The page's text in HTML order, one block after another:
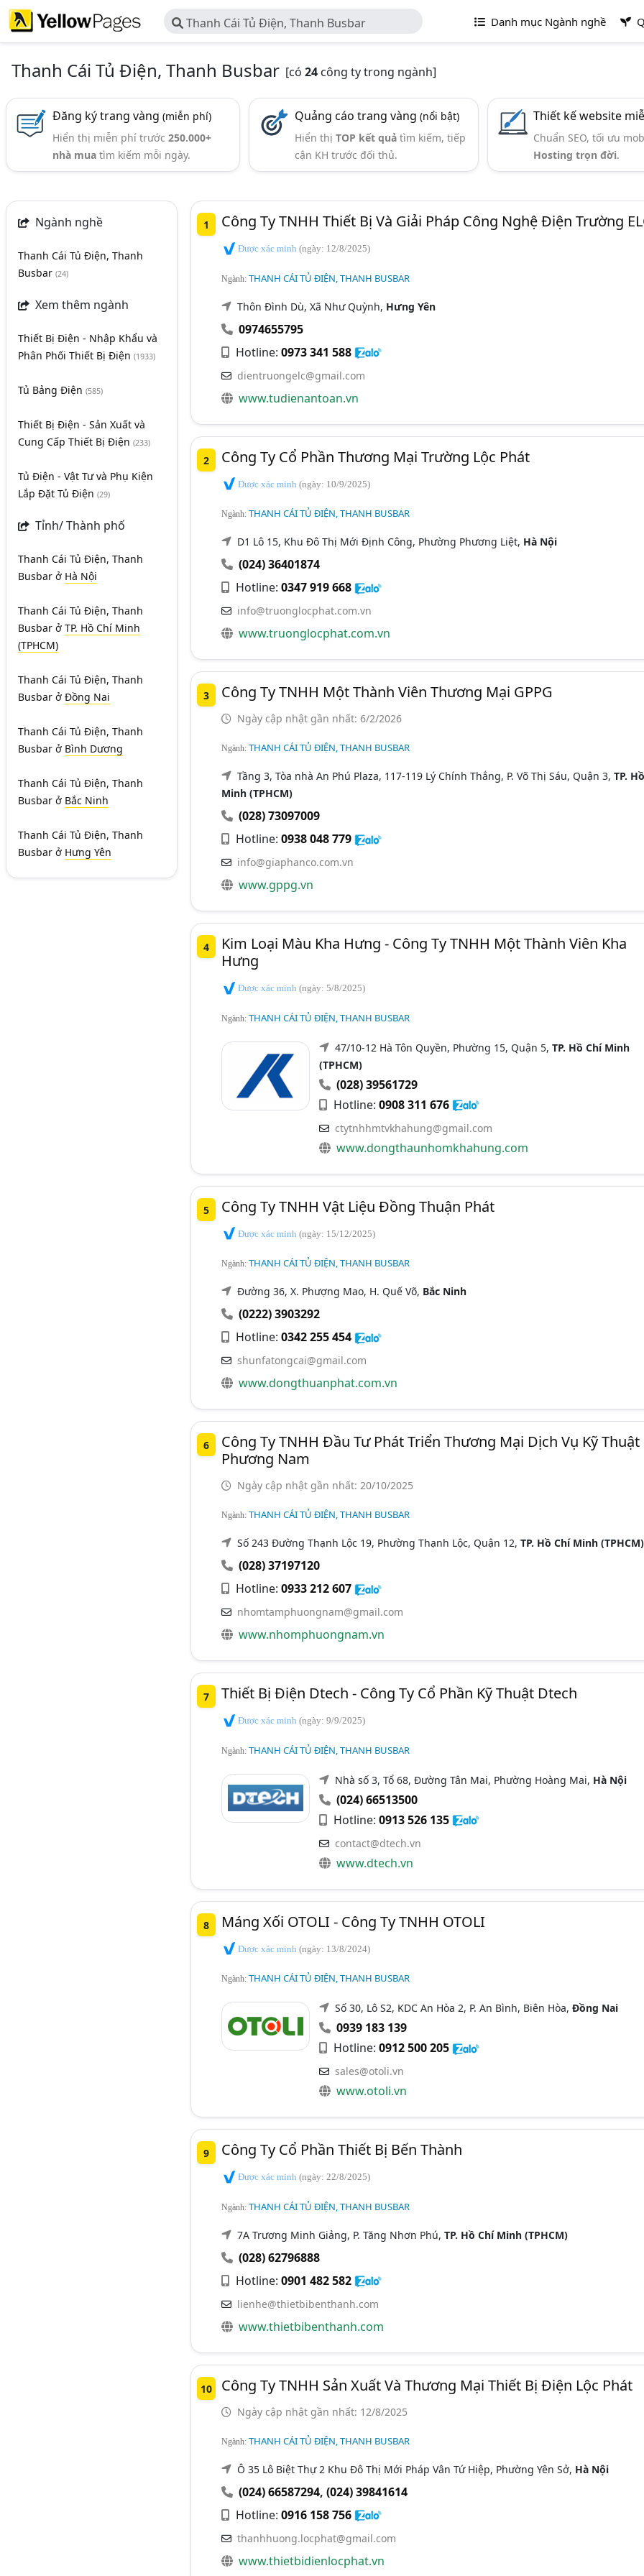
Thanh Cái Tủ Điện, Thanh Busbar Danh mục Ngành nghề
Thanh Cái Tủ Điện, Thanh Busbar [có 24 công ty trong ngành]
Đăng ký trang vàng(miễn phí)
Hiển thị miễn phí trước250.000+
nhà mua tìm kiếm mỗi ngày.
Quảng cáo trang vàng(nổi bật)
Hiển thịTOP kết quả tìm kiếm, tiếp
cận KH trước đối thủ.
Thiết kế website
Chuẩn SEO, tối ưu
Hosting trọn đời.
Ngành nghề
Thanh Cái Tủ Điện, Thanh
Busbar (24)
Xem thêm ngành
Thiết Bị Điện - Nhập Khẩu và
Phân Phối Thiết Bị Điện (1933)
Tủ Bảng Điện (585)
Thiết Bị Điện - Sản Xuất và
Cung Cấp Thiết Bị Điện (233)
Tủ Điện - Vật Tư và Phụ Kiện
Lắp Đặt Tủ Điện (29)
Tỉnh/ Thành phố
Thanh Cái Tủ Điện, Thanh
Busbar ở Hà Nội
Thanh Cái Tủ Điện, Thanh
Busbar ở TP. Hồ Chí Minh
(TPHCM)
Thanh Cái Tủ Điện, Thanh
Busbar ở Đồng Nai
Thanh Cái Tủ Điện, Thanh
Busbar ở Bình Dương
Thanh Cái Tủ Điện, Thanh
Busbar ở Bắc Ninh
Thanh Cái Tủ Điện, Thanh
Busbar ở Hưng Yên
1 Công Ty TNHH Thiết Bị Và Giải Pháp Công Nghệ Điện Trường
Được xác minh (ngày: 12/8/2025)
Ngành: THANH CÁI TỦ ĐIỆN, THANH BUSBAR
Thôn Đình Dù, Xã Như Quỳnh, Hưng Yên
0974655795
Hotline: 0973 341 588
dientruongelc@gmail.com
www.tudienantoan.vn
2 Công Ty Cổ Phần Thương Mại Trường Lộc Phát
Được xác minh (ngày: 10/9/2025)
Ngành: THANH CÁI TỦ ĐIỆN, THANH BUSBAR
D1 Lô 15, Khu Đô Thị Mới Định Công, Phường Phương Liệt, Hà Nội
(024) 36401874
Hotline: 0347 919 668
info@truonglocphat.com.vn
www.truonglocphat.com.vn
3 Công Ty TNHH Một Thành Viên Thương Mại GPPG
Ngày cập nhật gần nhất: 6/2/2026
Ngành: THANH CÁI TỦ ĐIỆN, THANH BUSBAR
Tầng 3, Tòa nhà An Phú Plaza, 117-119 Lý Chính Thắng, P. Võ Thị Sáu, Quận 3, TP.
Minh (TPHCM)
(028) 73097009
Hotline: 0938 048 779
info@giaphanco.com.vn
www.gppg.vn
4
Kim Loại Màu Kha Hưng - Công Ty TNHH Một Thành Viên Kha
Hưng
Được xác minh (ngày: 5/8/2025)
Ngành: THANH CÁI TỦ ĐIỆN, THANH BUSBAR
47/10-12 Hà Tôn Quyền, Phường 15, Quận 5, TP. Hồ Chí Minh
(TPHCM)
(028) 39561729
Hotline: 0908 311 676
ctytnhhmtvkhahung@gmail.com
www.dongthaunhomkhahung.com
5 Công Ty TNHH Vật Liệu Đồng Thuận Phát
Được xác minh (ngày: 15/12/2025)
Ngành: THANH CÁI TỦ ĐIỆN, THANH BUSBAR
Đường 36, X. Phượng Mao, H. Quế Võ, Bắc Ninh
(0222) 3903292
Hotline: 0342 255 454
shunfatongcai@gmail.com
www.dongthuanphat.com.vn
6
Công Ty TNHH Đầu Tư Phát Triển Thương Mại Dịch Vụ Kỹ Thuật
Phương Nam
Ngày cập nhật gần nhất: 20/10/2025
Ngành: THANH CÁI TỦ ĐIỆN, THANH BUSBAR
Số 243 Đường Thạnh Lộc 19, Phường Thạnh Lộc, Quận 12, TP. Hồ Chí Minh (TPHCM)
(028) 37197120
Hotline: 0933 212 607
nhomtamphuongnam@gmail.com
www.nhomphuongnam.vn
7 Thiết Bị Điện Dtech - Công Ty Cổ Phần Kỹ Thuật Dtech
Được xác minh (ngày: 9/9/2025)
Ngành: THANH CÁI TỦ ĐIỆN, THANH BUSBAR
Nhà số 3, Tổ 68, Đường Tân Mai, Phường Hoàng Mai, Hà Nội
(024) 66513500
Hotline: 0913 526 135
contact@dtech.vn
www.dtech.vn
8 Máng Xối OTOLI - Công Ty TNHH OTOLI
Được xác minh (ngày: 13/8/2024)
Ngành: THANH CÁI TỦ ĐIỆN, THANH BUSBAR
Số 30, Lô S2, KDC An Hòa 2, P. An Bình, Biên Hòa, Đồng Nai
0939 183 139
Hotline: 0912 500 205
sales@otoli.vn
www.otoli.vn
9 Công Ty Cổ Phần Thiết Bị Bến Thành
Được xác minh (ngày: 22/8/2025)
Ngành: THANH CÁI TỦ ĐIỆN, THANH BUSBAR
7A Trương Minh Giảng, P. Tăng Nhơn Phú, TP. Hồ Chí Minh (TPHCM)
(028) 62796888
Hotline: 0901 482 582
lienhe@thietbibenthanh.com
www.thietbibenthanh.com
10 Công Ty TNHH Sản Xuất Và Thương Mại Thiết Bị Điện Lộc Phát
Ngày cập nhật gần nhất: 12/8/2025
Ngành: THANH CÁI TỦ ĐIỆN, THANH BUSBAR
Ô 35 Lô Biệt Thự 2 Khu Đô Thị Mới Pháp Vân Tứ Hiệp, Phường Yên Sở, Hà Nội
(024) 66587294, (024) 39841614
Hotline: 0916 158 756
thanhhuong.locphat@gmail.com
www.thietbidienlocphat.vn